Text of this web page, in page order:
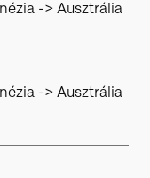
-> Ausztrália
-> Ausztrália